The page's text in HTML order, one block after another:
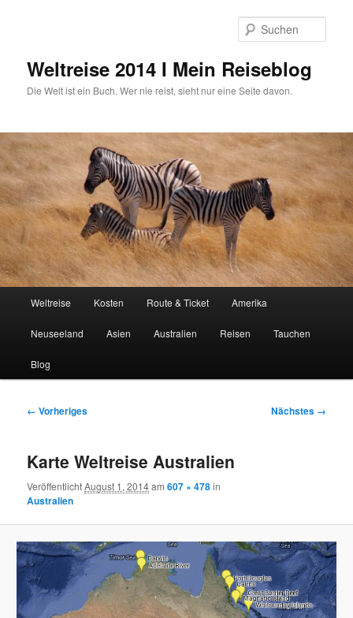
Weltreise 2014 I Mein Reiseblog
Die Welt ist ein Buch. Wer nie reist, sieht nur eine Seite davon.
Weltreise Kosten Route & Ticket Amerika
Neuseeland Asien Australien Reisen Tauchen
Blog
Bilder-
← Vorheriges Nächstes →
Karte Weltreise Australien
VeröffentlichtAugust 1, 2014am607 × 478in
Australien